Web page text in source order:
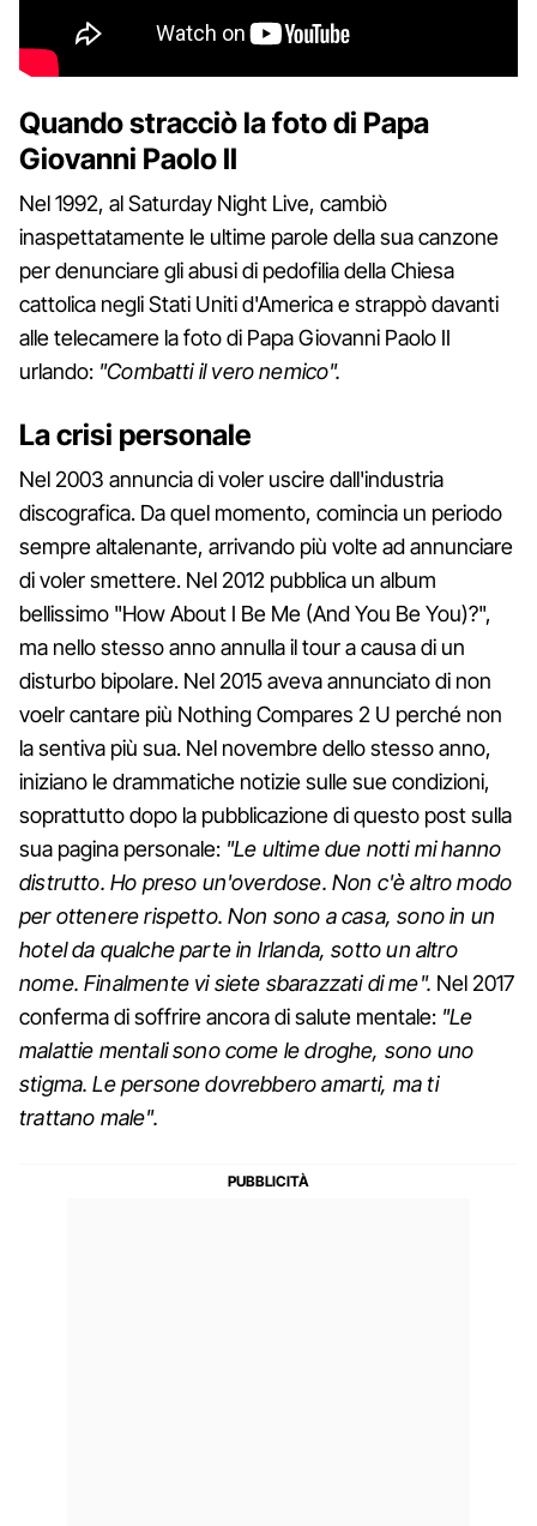
Quando stracciò la foto di Papa
Giovanni Paolo II
Nel 1992, al Saturday Night Live, cambiò
inaspettatamente le ultime parole della sua canzone
per denunciare gli abusi di pedofilia della Chiesa
cattolica negli Stati Uniti d'America e strappò davanti
alle telecamere la foto di Papa Giovanni Paolo II
urlando: "Combatti il vero nemico".
La crisi personale
Nel 2003 annuncia di voler uscire dall'industria
discografica. Da quel momento, comincia un periodo
sempre altalenante, arrivando più volte ad annunciare
di voler smettere. Nel 2012 pubblica un album
bellissimo "How About I Be Me (And You Be You)?",
ma nello stesso anno annulla il tour a causa di un
disturbo bipolare. Nel 2015 aveva annunciato di non
voelr cantare più Nothing Compares 2 U perché non
la sentiva più sua. Nel novembre dello stesso anno,
iniziano le drammatiche notizie sulle sue condizioni,
soprattutto dopo la pubblicazione di questo post sulla
sua pagina personale: "Le ultime due notti mi hanno
distrutto. Ho preso un'overdose. Non c'è altro modo
per ottenere rispetto. Non sono a casa, sono in un
hotel da qualche parte in Irlanda, sotto un altro
nome. Finalmente vi siete sbarazzati di me". Nel 2017
conferma di soffrire ancora di salute mentale: "Le
malattie mentali sono come le droghe, sono uno
stigma. Le persone dovrebbero amarti, ma ti
trattano male".